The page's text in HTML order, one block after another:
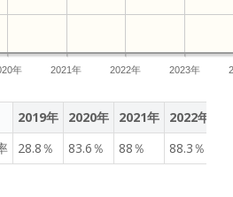
年 2021年 2022年 2023年
2019年 2020年 2021年 2022年
28.8％ 83.6％ 88％ 88.3％